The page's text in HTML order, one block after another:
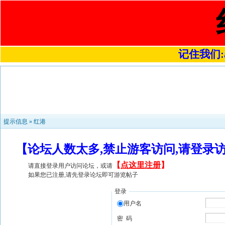
记住我们
提示信息 » 红港
【论坛人数太多,禁止游客访问,请登
请直接登录用户访问论坛，或请 【 点这里注册】
如果您已注册,请先登录论坛即可游览帖子
登录
用户名
密 码